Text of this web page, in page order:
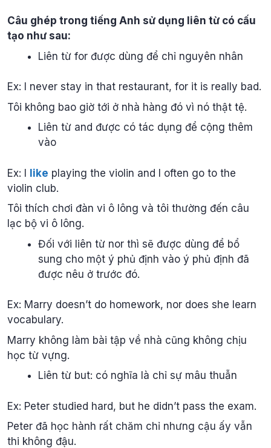
Câu ghép trong tiếng Anh sử dụng liên từ có cấu
tạo như sau:
Liên từ for được dùng để chỉ nguyên nhân
Ex: I never stay in that restaurant, for it is really bad.
Tôi không bao giờ tới ở nhà hàng đó vì nó thật tệ.
Liên từ and được có tác dụng để cộng thêm
vào
Ex: I like playing the violin and I often go to the
violin club.
Tôi thích chơi đàn vi ô lông và tôi thường đến câu
lạc bộ vi ô lông.
Đối với liên từ nor thì sẽ được dùng để bổ
sung cho một ý phủ định vào ý phủ định đã
được nêu ở trước đó.
Ex: Marry doesn’t do homework, nor does she learn
vocabulary.
Marry không làm bài tập về nhà cũng không chịu
học từ vựng.
Liên từ but: có nghĩa là chỉ sự mâu thuẫn
Ex: Peter studied hard, but he didn’t pass the exam.
Peter đã học hành rất chăm chỉ nhưng cậu ấy vẫn
thi không đậu.